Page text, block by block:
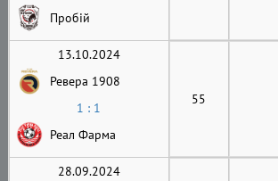
Пробій
13.10.2024
Ревера 1908
1 : 1
Реал Фарма
55
28.09.2024